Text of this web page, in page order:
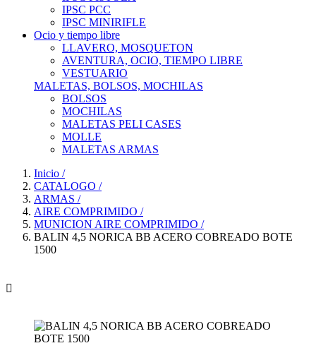
IPSC PCC
IPSC MINIRIFLE
Ocio y tiempo libre
LLAVERO, MOSQUETON
AVENTURA, OCIO, TIEMPO LIBRE
VESTUARIO
MALETAS, BOLSOS, MOCHILAS
BOLSOS
MOCHILAS
MALETAS PELI CASES
MOLLE
MALETAS ARMAS
Inicio /
CATALOGO /
ARMAS /
AIRE COMPRIMIDO /
MUNICION AIRE COMPRIMIDO /
BALIN 4,5 NORICA BB ACERO COBREADO BOTE
1500
